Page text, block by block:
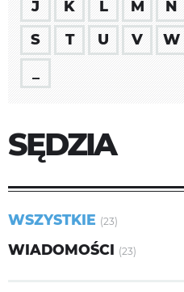
J
K L M N
S
T U V W
SĘDZIA
WSZYSTKIE (23)
WIADOMOŚCI (23)